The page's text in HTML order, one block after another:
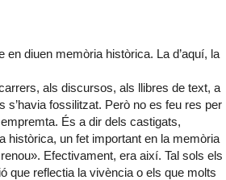
diuen memòria històrica. La d’aquí, la
als discursos, als llibres de text, a
s’havia fossilitzat. Però no es feu res per
És a dir dels castigats,
històrica, un fet important en la memòria
Efectivament, era així. Tal sols els
que reflectia la vivència o els que molts